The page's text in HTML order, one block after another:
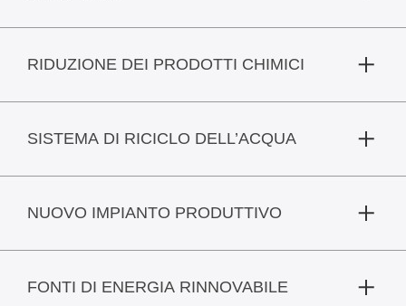
RIDUZIONE DEI PRODOTTI CHIMICI
SISTEMA DI RICICLO DELL’ACQUA
NUOVO IMPIANTO PRODUTTIVO
FONTI DI ENERGIA RINNOVABILE